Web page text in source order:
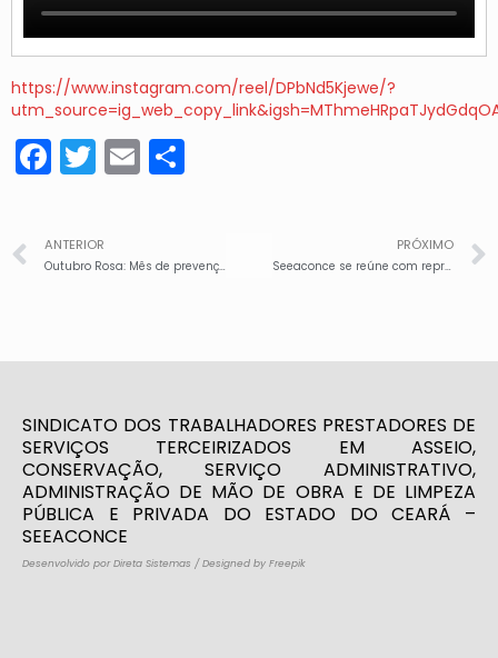
https://www.instagram.com/reel/DPbNd5Kjewe/?
Facebook
Twitter
Email
ANTERIOR
Outubro Rosa: Mês de prevenção ao câncer de mama e do colo do útero
PRÓXIMO
Seeaconce se reúne com representantes da Ecofor para tratar das reivindicações dos trabalhadores
SINDICATO DOS TRABALHADORES PRESTADORES DE
SERVIÇOS TERCEIRIZADOS EM ASSEIO,
CONSERVAÇÃO, SERVIÇO ADMINISTRATIVO,
ADMINISTRAÇÃO DE MÃO DE OBRA E DE LIMPEZA
PÚBLICA E PRIVADA DO ESTADO DO CEARÁ –
SEEACONCE
Desenvolvido por Direta Sistemas / Designed by Freepik